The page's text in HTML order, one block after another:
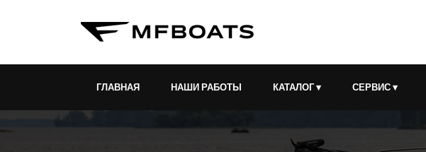
ГЛАВНАЯ НАШИ РАБОТЫ КАТАЛОГ▾ СЕРВИС▾